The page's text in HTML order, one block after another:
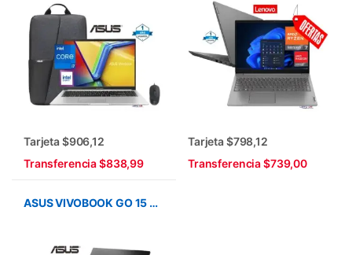
Tarjeta $906,12
Transferencia $838,99
Tarjeta $798,12
Transferencia $739,00
ASUS VIVOBOOK GO 15 E1504FA-WS51 /RYZEN 5 /DDR5 8GB / SSD 512GB /15.6″ /WIN11 /BLACK